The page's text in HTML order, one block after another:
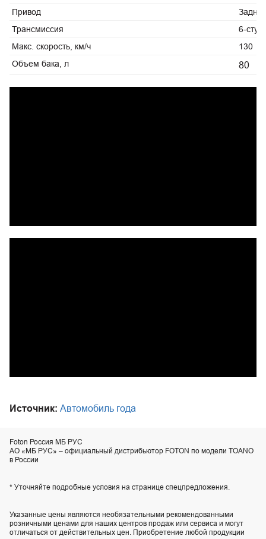
Привод
Трансмиссия
6-
Макс. скорость, км/ч
130
Объем бака, л
80
Источник: Автомобиль года
Foton Россия МБ РУС
АО «МБ РУС» – официальный дистрибьютор FOTON по модели TOANO
в России
* Уточняйте подробные условия на странице спецпредложения.
Указанные цены являются необязательными рекомендованными
розничными ценами для наших центров продаж или сервиса и могут
отличаться от действительных цен. Приобретение любой продукции